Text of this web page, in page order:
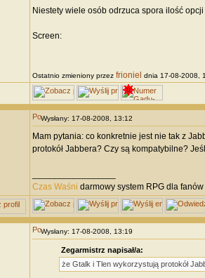
Niestety wiele osób odrzuca spora ilość
Screen:
Ostatnio zmieniony przez frioniel dnia 17-08-2008,
Wysłany: 17-08-2008, 13:12
Mam pytania: co konkretnie jest nie tak z
protokół Jabbera? Czy są kompatybilne?
Czas Waśni darmowy system RPG dla
Wysłany: 17-08-2008, 13:19
Zegarmistrz napisał/a:
że Gtalk i Tlen wykorzystują protokół